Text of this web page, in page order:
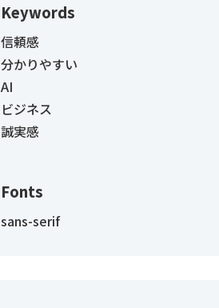
Keywords
信頼感
分かりやすい
AI
ビジネス
誠実感
Fonts
sans-serif